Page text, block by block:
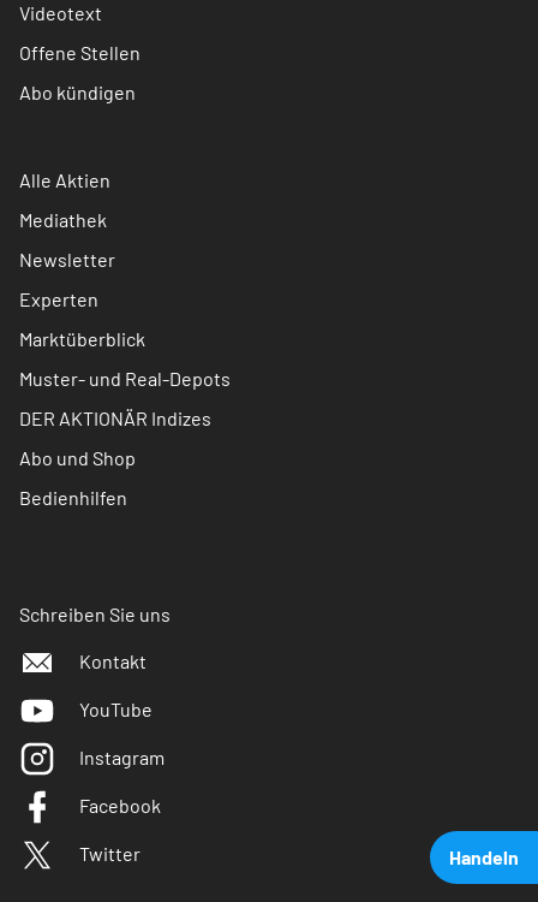
Handeln
Videotext
Offene Stellen
Abo kündigen
Alle Aktien
Mediathek
Newsletter
Experten
Marktüberblick
Muster- und Real-Depots
DER AKTIONÄR Indizes
Abo und Shop
Bedienhilfen
Schreiben Sie uns
Kontakt
YouTube
Instagram
Facebook
Twitter